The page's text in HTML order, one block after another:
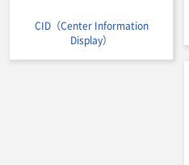
CID（Center Information
Display）